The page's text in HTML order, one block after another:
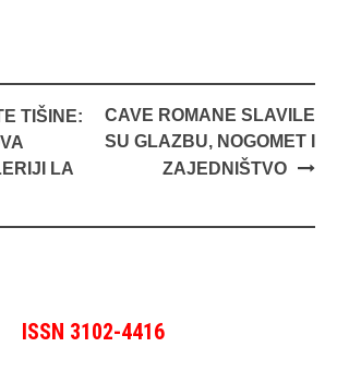
TIŠINE:
LA
CAVE ROMANE SLAVILE
SU GLAZBU, NOGOMET I
ZAJEDNIŠTVO
ISSN 3102-4416